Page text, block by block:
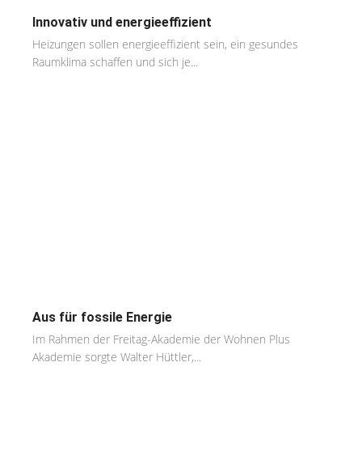
Innovativ und energieeffizient
Heizungen sollen energieeffizient sein, ein gesundes
Raumklima schaffen und sich je...
Aus für fossile Energie
Im Rahmen der Freitag-Akademie der Wohnen Plus
Akademie sorgte Walter Hüttler,...